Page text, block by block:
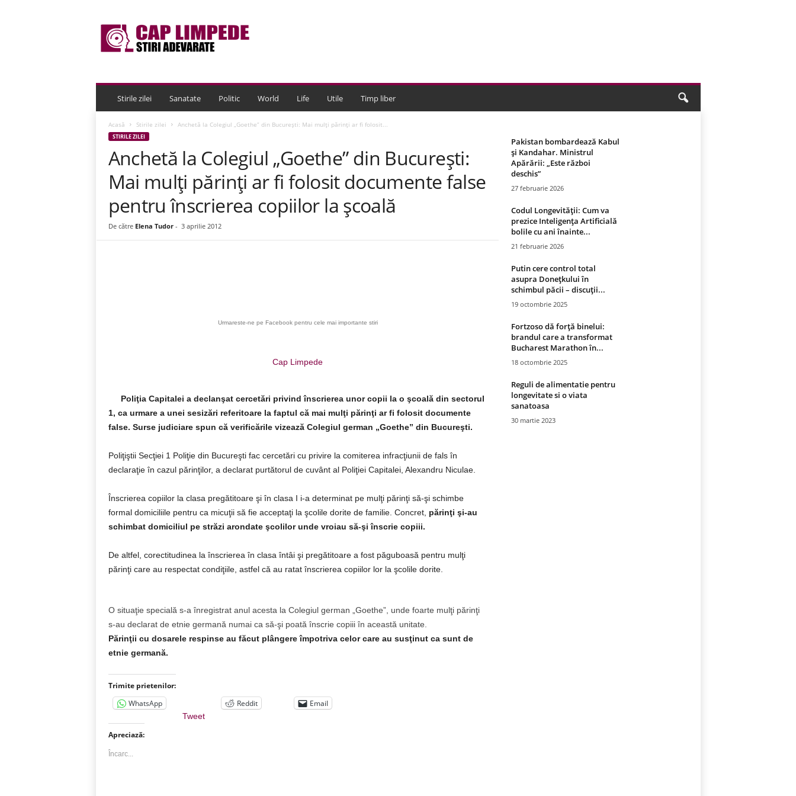
p
d
Stirile zilei Sanatate Politic World Life Utile Timp liber
Acasă Stirile zilei Anchetă la Colegiul „Goethe” din Bucureşti: Mai mulţi părinţi ar fi folosit...
STIRILE ZILEI
Anchetă la Colegiul „Goethe” din Bucureşti:
Mai mulţi părinţi ar fi folosit documente false
pentru înscrierea copiilor la şcoală
De către Elena Tudor- 3 aprilie 2012
Urmareste-ne pe Facebook pentru cele mai importante stiri
Cap Limpede
Poliţia Capitalei a declanşat cercetări privind înscrierea unor copii la o şcoală din sectorul
1, ca urmare a unei sesizări referitoare la faptul că mai mulţi părinţi ar fi folosit documente
false. Surse judiciare spun că verificările vizează Colegiul german „Goethe” din Bucureşti.
Poliţiştii Secţiei 1 Poliţie din Bucureşti fac cercetări cu privire la comiterea infracţiunii de fals în
declaraţie în cazul părinţilor, a declarat purtătorul de cuvânt al Poliţiei Capitalei, Alexandru Niculae.
Înscrierea copiilor la clasa pregătitoare şi în clasa I i-a determinat pe mulţi părinţi să-şi schimbe
formal domiciliile pentru ca micuţii să fie acceptaţi la şcolile dorite de familie. Concret, părinţi şi-au
schimbat domiciliul pe străzi arondate şcolilor unde vroiau să-şi înscrie copiii.
De altfel, corectitudinea la înscrierea în clasa întâi şi pregătitoare a fost păguboasă pentru mulţi
părinţi care au respectat condiţiile, astfel că au ratat înscrierea copiilor lor la şcolile dorite.
O situaţie specială s-a înregistrat anul acesta la Colegiul german „Goethe”, unde foarte mulţi părinţi
s-au declarat de etnie germană numai ca să-şi poată înscrie copiii în această unitate.
Părinţii cu dosarele respinse au făcut plângere împotriva celor care au susţinut ca sunt de
etnie germană.
Trimite prietenilor:
WhatsApp
Tweet
Reddit Email
Apreciază:
Încarc...
Pakistan bombardează Kabul
și Kandahar. Ministrul
Apărării: „Este război
deschis”
27 februarie 2026
Codul Longevității: Cum va
prezice Inteligența Artificială
bolile cu ani înainte...
21 februarie 2026
Putin cere control total
asupra Donețkului în
schimbul păcii – discuții...
19 octombrie 2025
Fortzoso dă forță binelui:
brandul care a transformat
Bucharest Marathon în...
18 octombrie 2025
Reguli de alimentatie pentru
longevitate si o viata
sanatoasa
30 martie 2023